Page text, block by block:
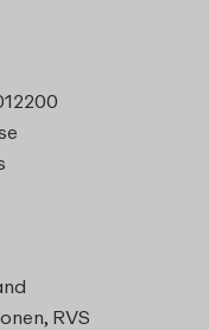
RVS